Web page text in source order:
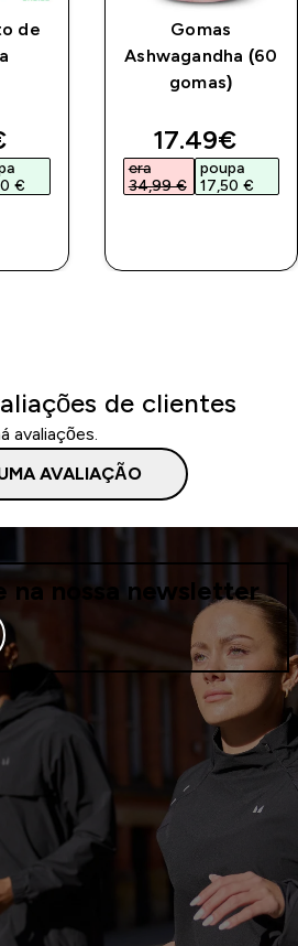
de
price
€‎
Gomas
Ashwagandha (60
gomas)
discounted
17.49€‎
era
34,99 €‎
poupa
17,50 €‎
de clientes
avaliações.
AVALIAÇÃO
na nossa newsletter